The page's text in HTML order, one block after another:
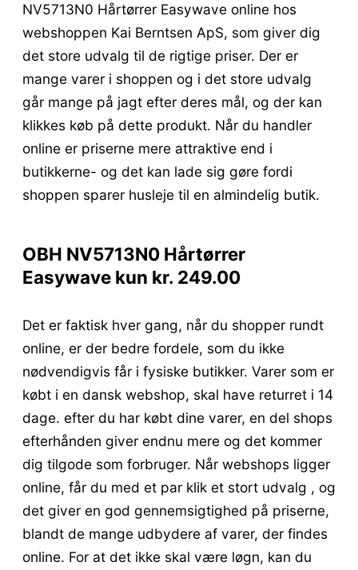
NV5713N0 Hårtørrer Easywave online hos
webshoppen Kai Berntsen ApS, som giver dig
det store udvalg til de rigtige priser. Der er
mange varer i shoppen og i det store udvalg
går mange på jagt efter deres mål, og der kan
klikkes køb på dette produkt. Når du handler
online er priserne mere attraktive end i
butikkerne- og det kan lade sig gøre fordi
shoppen sparer husleje til en almindelig butik.
OBH NV5713N0 Hårtørrer
Easywave kun kr. 249.00
Det er faktisk hver gang, når du shopper rundt
online, er der bedre fordele, som du ikke
nødvendigvis får i fysiske butikker. Varer som er
købt i en dansk webshop, skal have returret i 14
dage. efter du har købt dine varer, en del shops
efterhånden giver endnu mere og det kommer
dig tilgode som forbruger. Når webshops ligger
online, får du med et par klik et stort udvalg , og
det giver en god gennemsigtighed på priserne,
blandt de mange udbydere af varer, der findes
online. For at det ikke skal være løgn, kan du